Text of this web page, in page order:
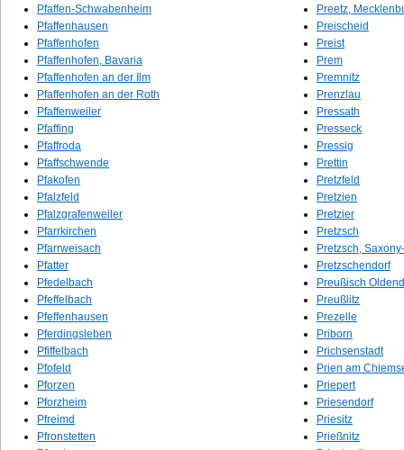
Pfaffen-Schwabenheim
Pfaffenhausen
Pfaffenhofen
Pfaffenhofen, Bavaria
Pfaffenhofen an der Ilm
Pfaffenhofen an der Roth
Pfaffenweiler
Pfaffing
Pfaffroda
Pfaffschwende
Pfakofen
Pfalzfeld
Pfalzgrafenweiler
Pfarrkirchen
Pfarrweisach
Pfatter
Pfedelbach
Pfeffelbach
Pfeffenhausen
Pferdingsleben
Pfiffelbach
Pfofeld
Pforzen
Pforzheim
Pfreimd
Pfronstetten
Preetz,
Preischeid
Preist
Prem
Premnitz
Prenzlau
Pressath
Presseck
Pressig
Prettin
Pretzfeld
Pretzien
Pretzier
Pretzsch
Pretzsch,
Pretzschendorf
Preußisch
Preußlitz
Prezelle
Priborn
Prichsenstadt
Prien am
Priepert
Priesendorf
Priesitz
Prießnitz